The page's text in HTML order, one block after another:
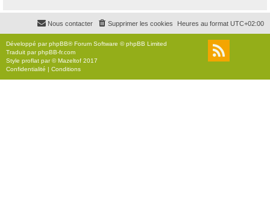
r
c
r
Heures au format UTC+02:00
Supprimer les cookies
Nous contacter
Développé parphpBB® Forum Software © phpBB Limited
Traduit parphpBB-fr.com
Style proflat par ©Mazeltof 2017
Confidentialité | Conditions